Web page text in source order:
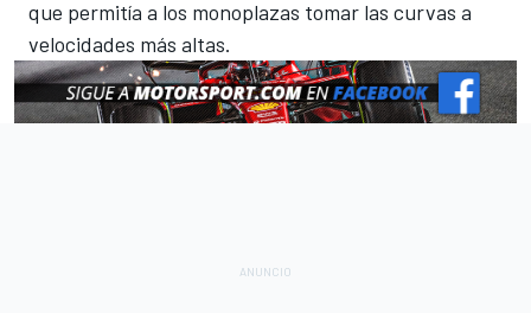
que permitía a los monoplazas tomar las curvas a
velocidades más altas.